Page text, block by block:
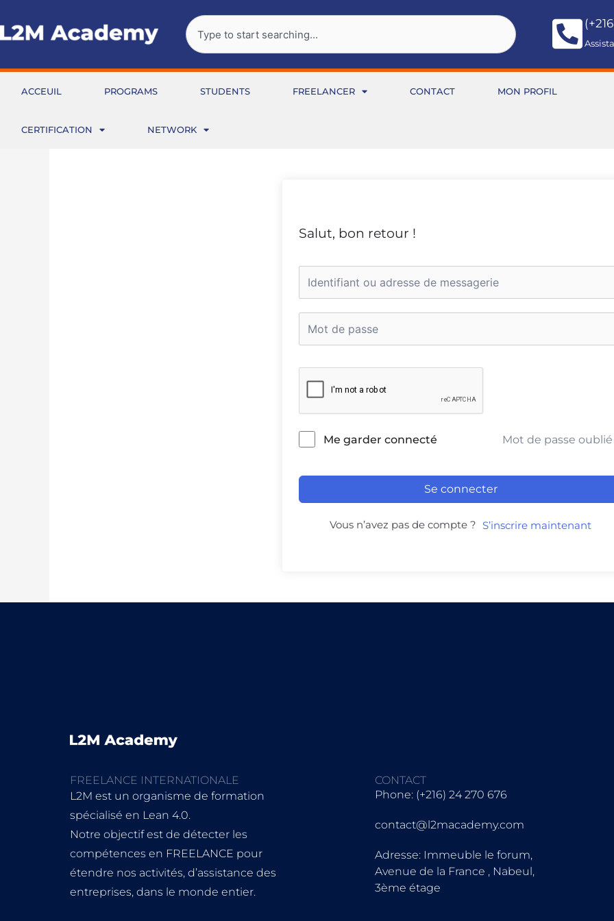
au
contenu
Rechercher
ACCEUIL PROGRAMS STUDENTS FREELANCER CONTACT MON PROFIL
CERTIFICATION NETWORK
Salut, bon retour !
Me garder connecté Mot de passe oublié
Se connecter
Vous n’avez pas de compte ? S’inscrire maintenant
FREELANCE INTERNATIONALE
L2M est un organisme de formation
spécialisé en Lean 4.0.
Notre objectif est de détecter les
compétences en FREELANCE pour
étendre nos activités, d’assistance des
entreprises, dans le monde entier.
CONTACT
Phone: (+216) 24 270 676
contact@l2macademy.com
Adresse: Immeuble le forum,
Avenue de la France , Nabeul,
3ème étage